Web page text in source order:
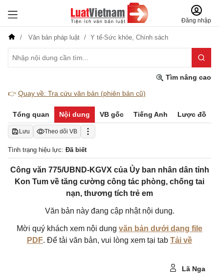
Đăng nhập
Văn bản pháp luật Y tế-Sức khỏe, Chính sách
Tìm nâng cao
👉 Quay về: Tra cứu văn bản (phiên bản cũ)
Tổng quan Nội dung VB gốc Tiếng Anh Lược đồ
Lưu Theo dõi VB
Tình trạng hiệu lực: Đã biết
Công văn 775/UBND-KGVX của Ủy ban nhân dân tỉnh
Kon Tum về tăng cường công tác phòng, chống tai
nạn, thương tích trẻ em
Văn bản này đang cập nhật nội dung.
Mời quý khách xem nội dung văn bản dưới dạng file
PDF. Để tải văn bản, vui lòng xem tại tab Tải về
Lã Nga